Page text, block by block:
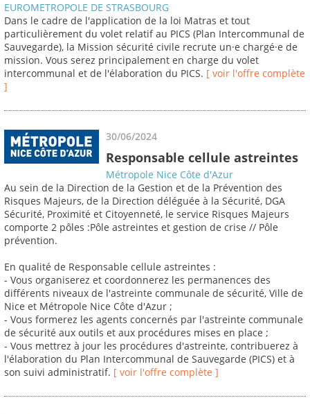
EUROMETROPOLE DE STRASBOURG
Dans le cadre de l'application de la loi Matras et tout
particulièrement du volet relatif au PICS (Plan Intercommunal de
Sauvegarde), la Mission sécurité civile recrute un·e chargé·e de
mission. Vous serez principalement en charge du volet
intercommunal et de l'élaboration du PICS. [ voir l'offre complète
]
30/06/2024
Responsable cellule astreintes
Métropole Nice Côte d'Azur
Au sein de la Direction de la Gestion et de la Prévention des
Risques Majeurs, de la Direction déléguée à la Sécurité, DGA
Sécurité, Proximité et Citoyenneté, le service Risques Majeurs
comporte 2 pôles :Pôle astreintes et gestion de crise // Pôle
prévention.
En qualité de Responsable cellule astreintes :
- Vous organiserez et coordonnerez les permanences des
différents niveaux de l'astreinte communale de sécurité, Ville de
Nice et Métropole Nice Côte d'Azur ;
- Vous formerez les agents concernés par l'astreinte communale
de sécurité aux outils et aux procédures mises en place ;
- Vous mettrez à jour les procédures d'astreinte, contribuerez à
l'élaboration du Plan Intercommunal de Sauvegarde (PICS) et à
son suivi administratif. [ voir l'offre complète ]